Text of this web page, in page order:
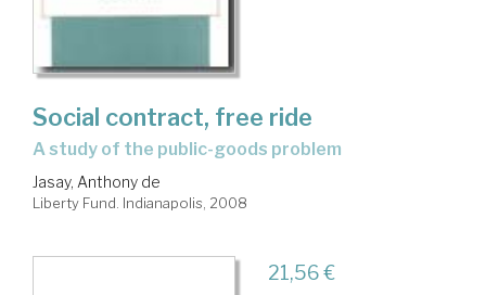
Social contract, free ride
a study of the public-goods problem
Jasay, Anthony de
Liberty Fund. Indianapolis, 2008
21,56 €